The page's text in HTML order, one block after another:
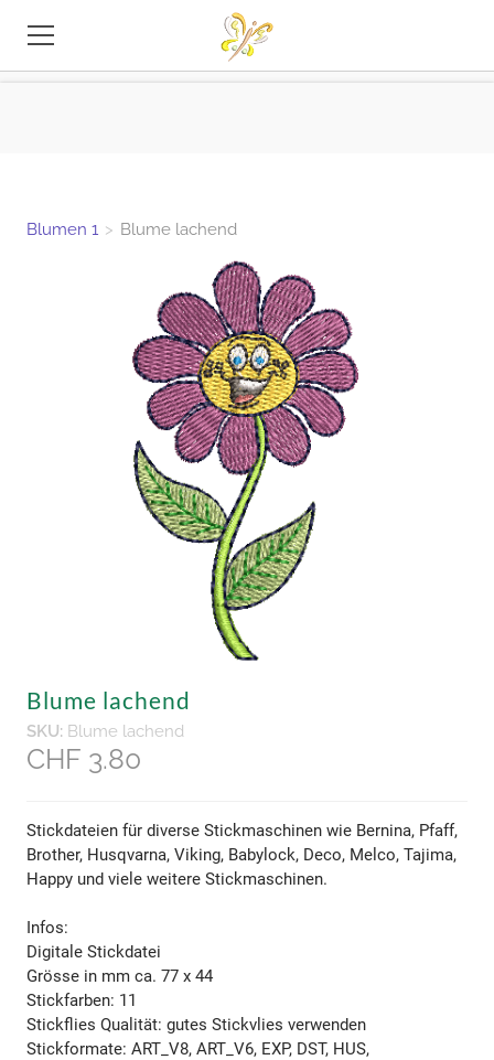
Blumen 1 > Blume lachend
Blume lachend
SKU: Blume lachend
CHF 3.80
Stickdateien für diverse Stickmaschinen wie Bernina, Pfaff,
Brother, Husqvarna, Viking, Babylock, Deco, Melco, Tajima,
Happy und viele weitere Stickmaschinen.
Infos:
Digitale Stickdatei
Grösse in mm ca. 77 x 44
Stickfarben: 11
Stickflies Qualität: gutes Stickvlies verwenden
Stickformate: ART_V8, ART_V6, EXP, DST, HUS,